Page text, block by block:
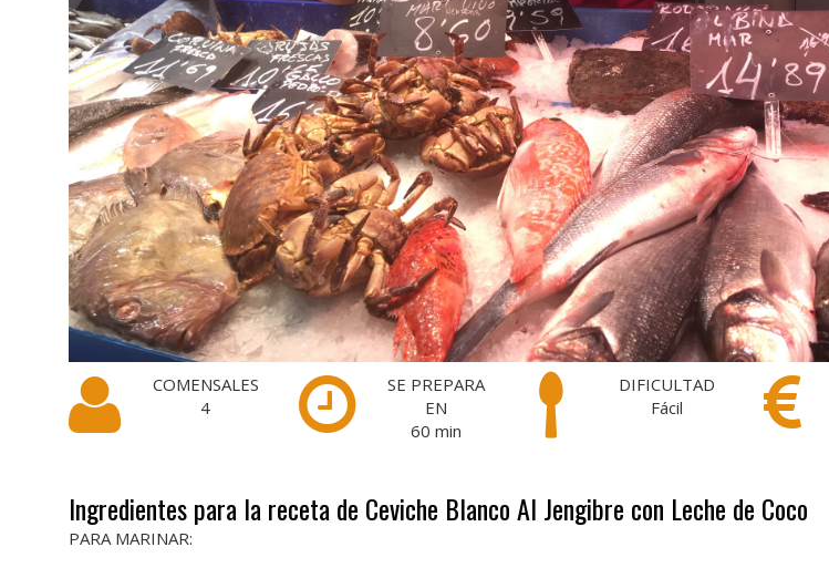
COMENSALES
4
SE PREPARA
EN
60 min
DIFICULTAD
Fácil
Ingredientes para la receta de Ceviche Blanco Al Jengibre con Leche de Coco
PARA MARINAR: